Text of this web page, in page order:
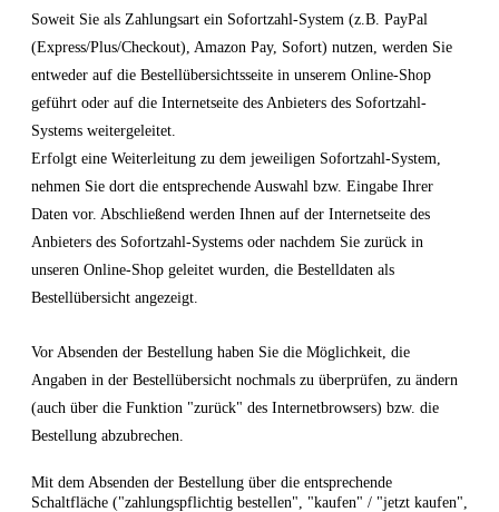
Soweit Sie als Zahlungsart ein Sofortzahl-System (z.B. PayPal
(Express/Plus/Checkout), Amazon Pay, Sofort) nutzen, werden Sie
entweder auf die Bestellübersichtsseite in unserem Online-Shop
geführt oder auf die Internetseite des Anbieters des Sofortzahl-
Systems weitergeleitet.
Erfolgt eine Weiterleitung zu dem jeweiligen Sofortzahl-System,
nehmen Sie dort die entsprechende Auswahl bzw. Eingabe Ihrer
Daten vor. Abschließend werden Ihnen auf der Internetseite des
Anbieters des Sofortzahl-Systems oder nachdem Sie zurück in
unseren Online-Shop geleitet wurden, die Bestelldaten als
Bestellübersicht angezeigt.
Vor Absenden der Bestellung haben Sie die Möglichkeit, die
Angaben in der Bestellübersicht nochmals zu überprüfen, zu ändern
(auch über die Funktion "zurück" des Internetbrowsers) bzw. die
Bestellung abzubrechen.
Mit dem Absenden der Bestellung über die entsprechende
Schaltfläche ("zahlungspflichtig bestellen", "kaufen" / "jetzt kaufen",